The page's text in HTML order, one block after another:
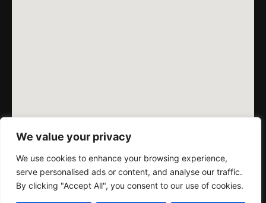
We value your privacy
We use cookies to enhance your browsing experience,
serve personalised ads or content, and analyse our traffic.
By clicking "Accept All", you consent to our use of cookies.